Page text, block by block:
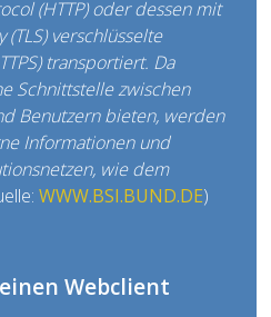
(HTTP) oder dessen mit
(TLS) verschlüsselte
transportiert. Da
Schnittstelle zwischen
Benutzern bieten, werden
Informationen und
wie dem
WWW.BSI.BUND.DE)
Webclient